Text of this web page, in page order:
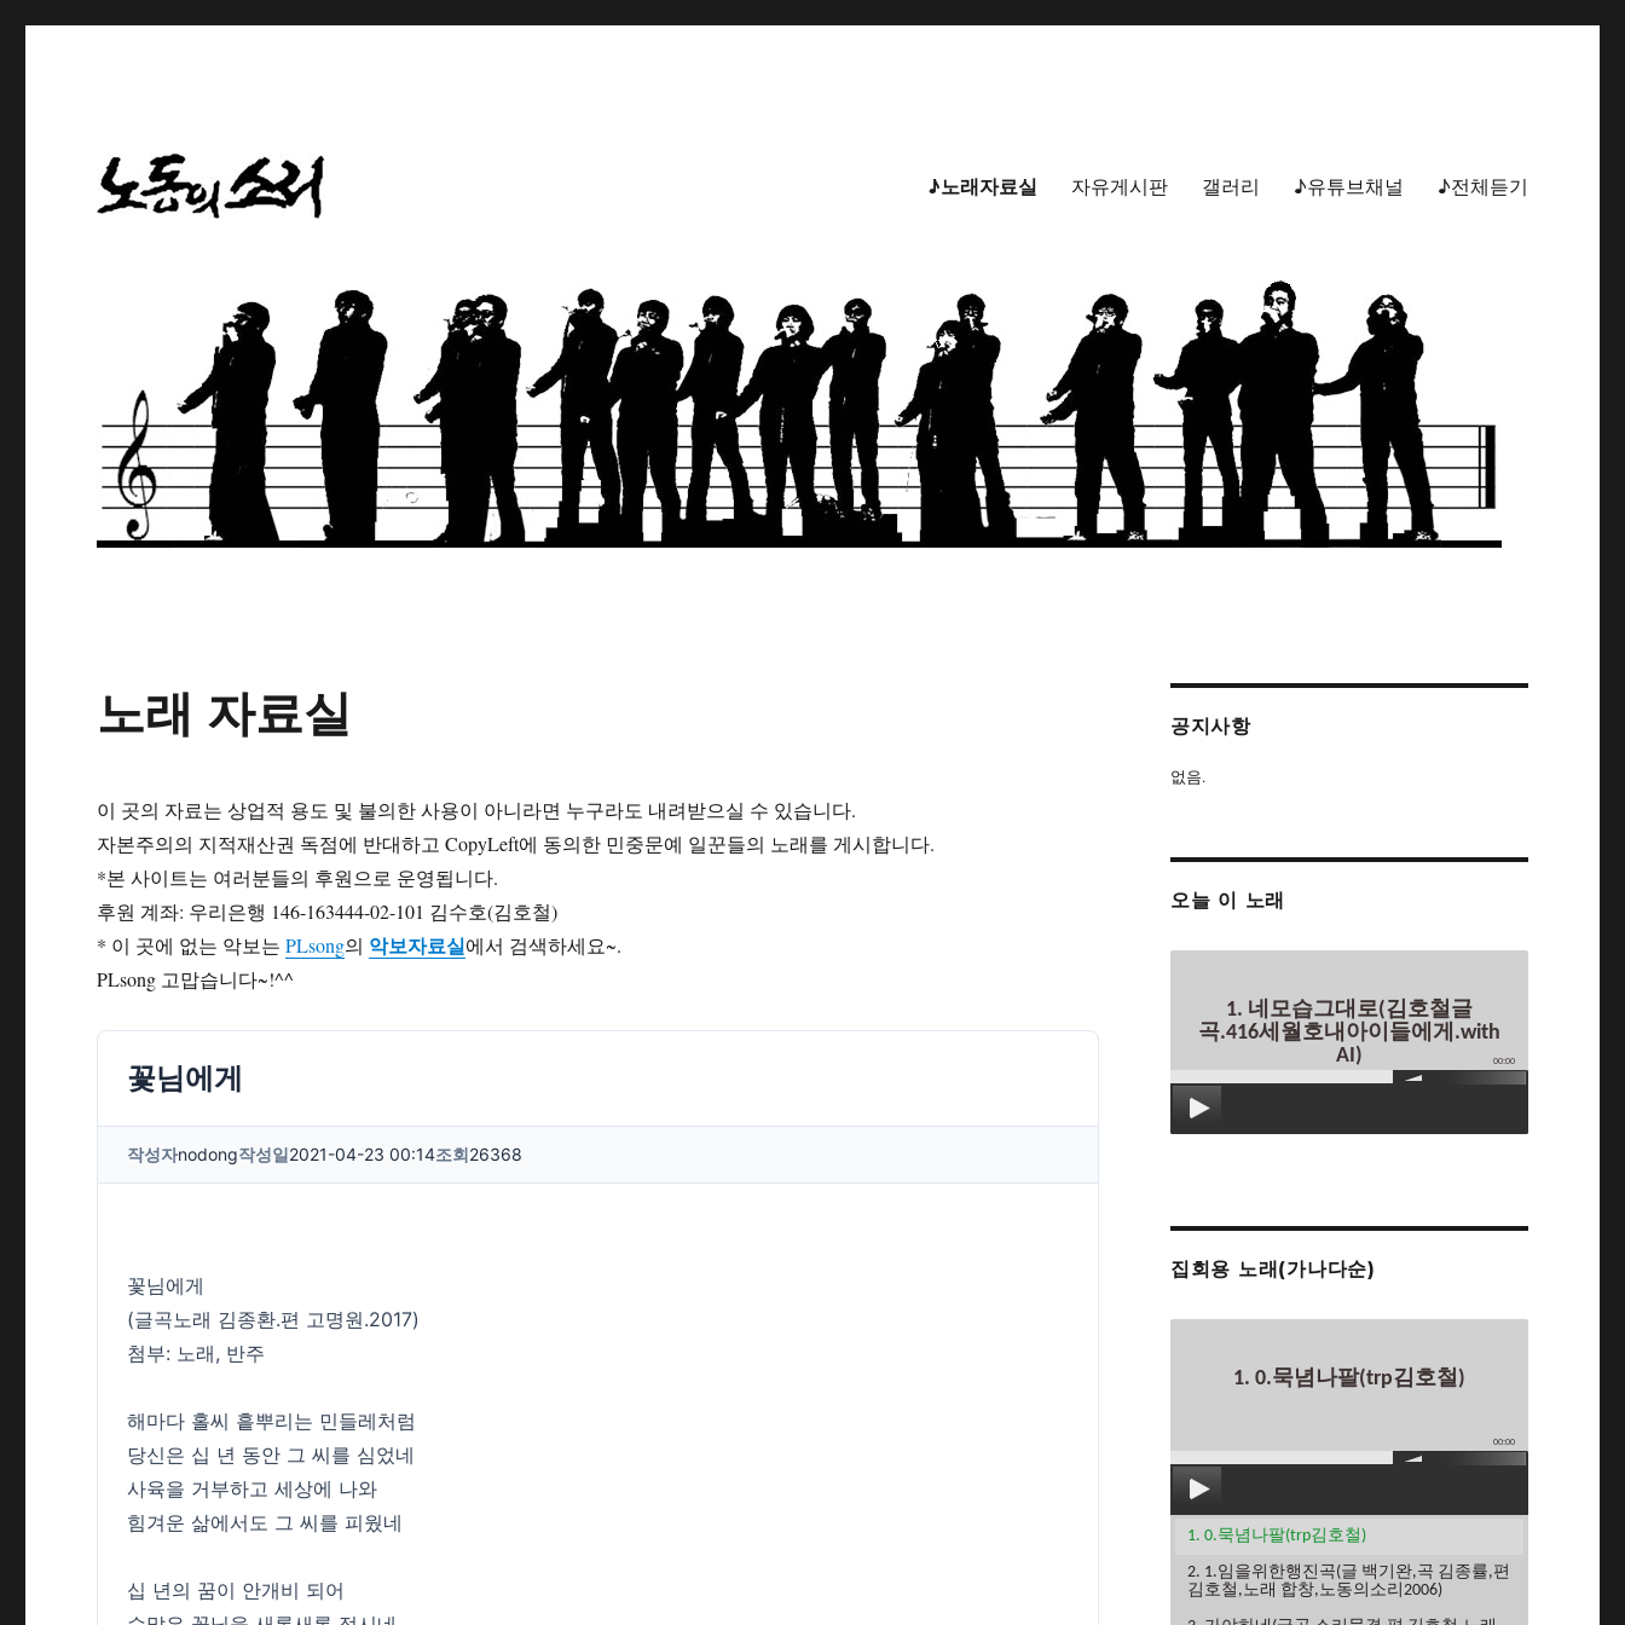
♪노래자료실 자유게시판 갤러리 ♪유튜브채널 ♪전체듣기
노래 자료실
이 곳의 자료는 상업적 용도 및 불의한 사용이 아니라면 누구라도 내려받으실 수 있습니다.
자본주의의 지적재산권 독점에 반대하고 CopyLeft에 동의한 민중문예 일꾼들의 노래를 게시합니다.
*본 사이트는 여러분들의 후원으로 운영됩니다.
후원 계좌: 우리은행 146-163444-02-101 김수호(김호철)
* 이 곳에 없는 악보는PLsong의 악보자료실에서 검색하세요~.
PLsong 고맙습니다~!^^
꽃님에게
작성자nodong작성일2021-04-23 00:14조회26368
꽃님에게
(글곡노래 김종환.편 고명원.2017)
첨부: 노래, 반주
해마다 홀씨 흩뿌리는 민들레처럼
당신은 십 년 동안 그 씨를 심었네
사육을 거부하고 세상에 나와
힘겨운 삶에서도 그 씨를 피웠네
십 년의 꿈이 안개비 되어
공지사항
없음.
오늘 이 노래
1. 네모습그대로(김호철글
곡.416세월호내아이들에게.with
AI)
00:00
집회용 노래(가나다순)
1. 0.묵념나팔(trp김호철)
00:00
1. 0.묵념나팔(trp김호철)
2. 1.임을위한행진곡(글 백기완,곡 김종률,편
김호철,노래 합창,노동의소리2006)